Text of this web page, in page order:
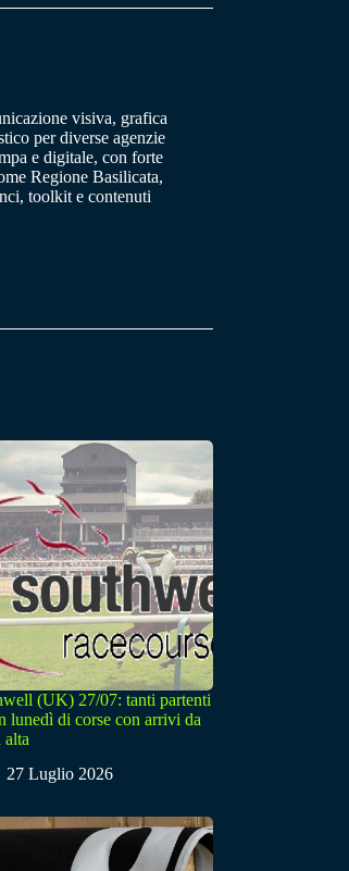
visiva, grafica
per diverse agenzie
e digitale, con forte
Regione Basilicata,
toolkit e contenuti
(UK) 27/07: tanti partenti
lunedì di corse con arrivi da
alta
27 Luglio 2026